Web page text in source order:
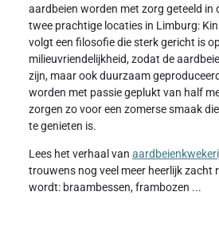
aardbeien worden met zorg geteeld in
twee prachtige locaties in Limburg:
volgt een filosofie die sterk gericht is
milieuvriendelijkheid, zodat de
zijn, maar ook duurzaam
worden met passie geplukt van half
zorgen zo voor een zomerse smaak
te genieten is.
Lees het verhaal van
trouwens nog veel meer heerlijk zacht
wordt: braambessen, frambozen ...